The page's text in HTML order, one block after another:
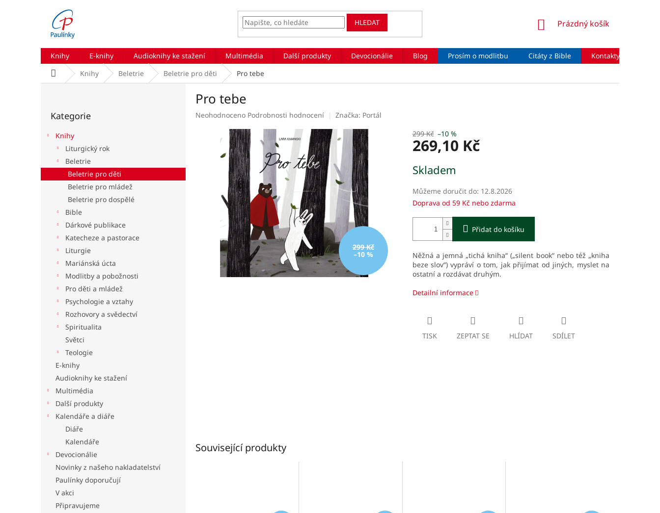
HLEDAT
NÁKUPNÍ
Prázdný košík
Knihy E-knihy Audioknihy ke stažení Multimédia Další produkty Devocionálie Blog Prosím o modlitbu Citáty z Bible Kontakty
Domů Knihy Beletrie Beletrie pro děti Pro tebe
kategorie
Kategorie
Knihy
Liturgický rok
Beletrie
Beletrie pro děti
Beletrie pro mládež
Beletrie pro dospělé
Bible
Dárkové publikace
Katecheze a pastorace
Liturgie
Mariánská úcta
Modlitby a pobožnosti
Pro děti a mládež
Psychologie a vztahy
Rozhovory a svědectví
Spiritualita
Světci
Teologie
E-knihy
Audioknihy ke stažení
Multimédia
Další produkty
Kalendáře a diáře
Diáře
Kalendáře
Devocionálie
Novinky z našeho nakladatelství
Paulínky doporučují
V akci
Připravujeme
Pro tebe
Průměrné
hvězdiček.
Neohodnoceno Podrobnosti hodnocení Značka: Portál
299 Kč
–10 %
299 Kč –10 %
269,10 Kč
cena:
Skladem
Můžeme doručit do: 12.8.2026
Doprava od 59 Kč nebo zdarma
Přidat do košíku
Něžná a jemná „tichá kniha“ („silent book“ nebo též „kniha
beze slov“) vypráví o tom, jak přijímat od jiných, myslet na
ostatní a rozdávat druhým.
Detailní informace
TISK ZEPTAT SE HLÍDAT SDÍLET
Související produkty